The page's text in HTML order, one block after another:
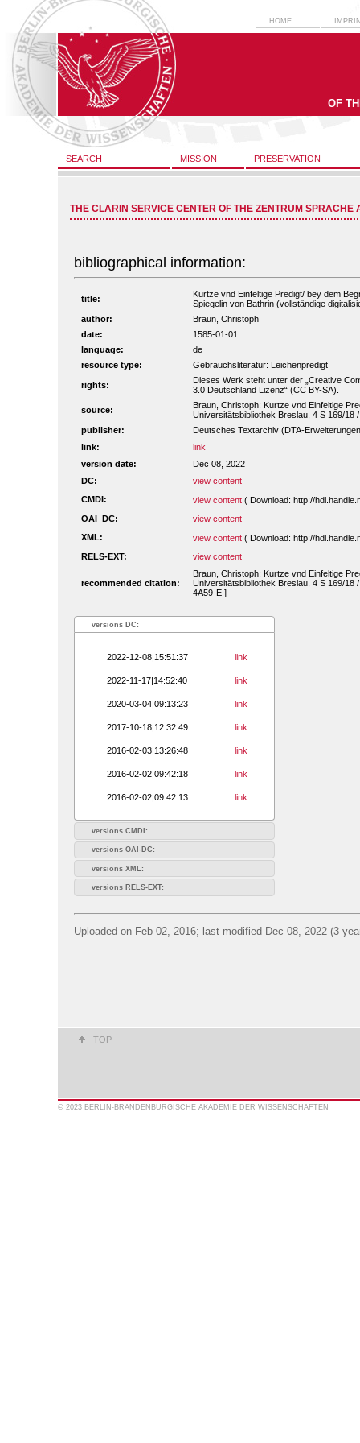
HOME
OF
SEARCH MISSION PRESERVATION
THE CLARIN SERVICE CENTER OF THE ZENTRUM SPRACHE
bibliographical information:
title:
Kurtze vnd Einfeltige Predigt/ bey dem
Spiegelin von Bathrin (vollständige
author:
Braun, Christoph
date:
1585-01-01
language:
de
resource type:
Gebrauchsliteratur: Leichenpredigt
rights:
Dieses Werk steht unter der „Creative
3.0 Deutschland Lizenz“ (CC BY-SA).
source:
Braun, Christoph: Kurtze vnd Einfeltige
Universitätsbibliothek Breslau, 4 S 169/18
publisher:
Deutsches Textarchiv (DTA-
link:
link
version date:
Dec 08, 2022
DC:
view content
CMDI:
view content ( Download: http://
OAI_DC:
view content
XML:
view content ( Download: http://
RELS-EXT:
view content
recommended citation:
Braun, Christoph: Kurtze vnd Einfeltige
Universitätsbibliothek Breslau, 4 S 169/18
4A59-E ]
versions DC:
2022-12-08|15:51:37 link
2022-11-17|14:52:40 link
2020-03-04|09:13:23 link
2017-10-18|12:32:49 link
2016-02-03|13:26:48 link
2016-02-02|09:42:18 link
2016-02-02|09:42:13 link
versions CMDI:
versions OAI-DC:
versions XML:
versions RELS-EXT:
Uploaded on Feb 02, 2016; last modified Dec 08, 2022 (3
TOP
© 2023 BERLIN-BRANDENBURGISCHE AKADEMIE DER WISSENSCHAFTEN